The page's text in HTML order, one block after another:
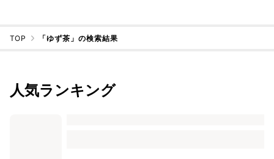
TOP 「ゆず茶」の検索結果
人気ランキング